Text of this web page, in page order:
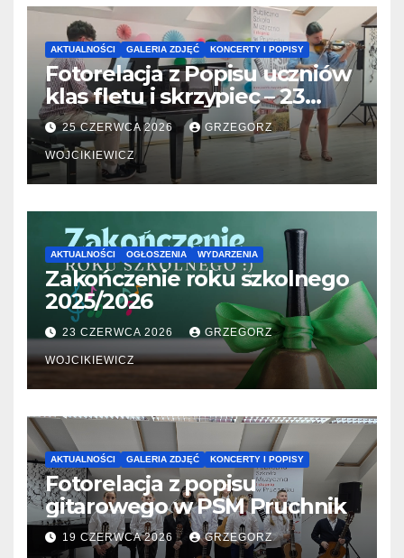
AKTUALNOŚCI GALERIA ZDJĘĆ KONCERTY I POPISY
Fotorelacja z Popisu uczniów
klas fletu i skrzypiec – 23
06.2026
25 CZERWCA 2026 GRZEGORZ
WOJCIKIEWICZ
AKTUALNOŚCI OGŁOSZENIA WYDARZENIA
Zakończenie roku szkolnego
2025/2026
23 CZERWCA 2026 GRZEGORZ
WOJCIKIEWICZ
AKTUALNOŚCI GALERIA ZDJĘĆ KONCERTY I POPISY
Fotorelacja z popisu
gitarowego w PSM Pruchnik
19 CZERWCA 2026 GRZEGORZ